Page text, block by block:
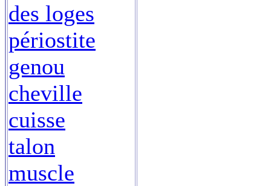
des loges
périostite
genou
cheville
cuisse
talon
muscle